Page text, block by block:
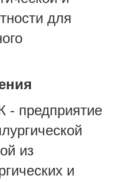
для
- предприятие
из
и